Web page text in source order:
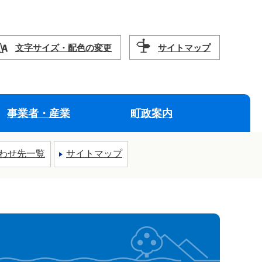
文字サイズ・配色の変更 サイトマップ
事業者・産業 町政案内
せ先一覧 サイトマップ